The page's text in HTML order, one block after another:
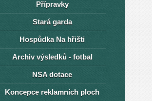
Přípravky
Stará garda
Hospůdka Na hřišti
Archiv výsledků - fotbal
NSA dotace
Koncepce reklamních ploch